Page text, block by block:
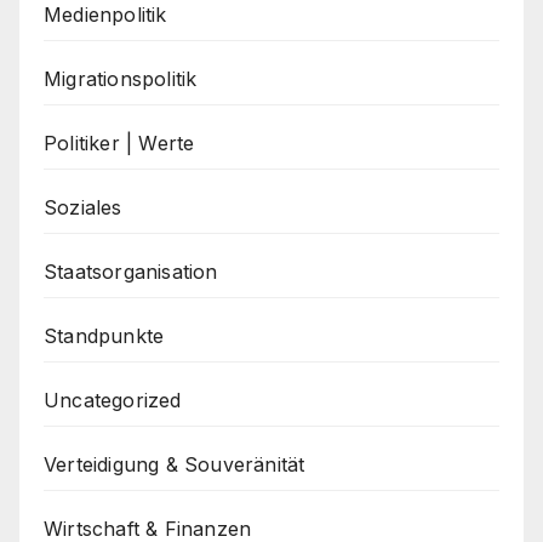
Medienpolitik
Migrationspolitik
Politiker | Werte
Soziales
Staatsorganisation
Standpunkte
Uncategorized
Verteidigung & Souveränität
Wirtschaft & Finanzen